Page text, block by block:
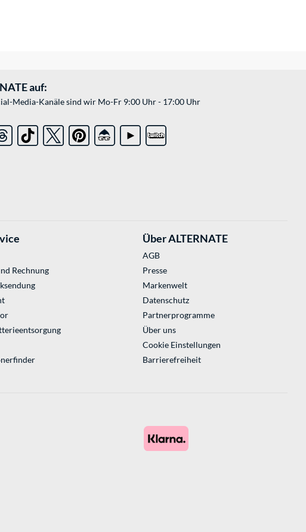
auf:
Media-Kanäle sind wir Mo-Fr 9:00 Uhr - 17:00 Uhr
Rechnung
Über ALTERNATE
AGB
Presse
Markenwelt
Datenschutz
Partnerprogramme
Über uns
Cookie Einstellungen
Barrierefreiheit